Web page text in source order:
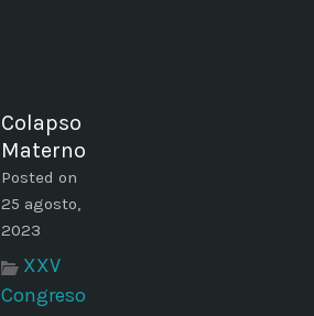
Colapso
Materno
Posted on
25 agosto,
2023
XXV
Congreso